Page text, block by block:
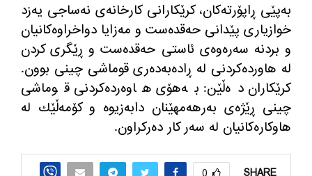
به‌پێی ڕاپۆرته‌كان، كرێكارانی كارخانه‌ی نه‌ساجی یه‌زد
خوازیاری پێدانی حه‌قده‌ست و مه‌زایا دواخراوه‌كانیان
و بردنه‌ سه‌ره‌وه‌ی ئاستی حه‌قده‌ست و ڕێگری كردن
له‌ هاورده‌كردنی له‌ ڕاده‌به‌ده‌ری قوماشی چینی بوون.
كرێكاران ده‌ڵێن: به‌هۆی هاوه‌رده‌كردنی قوماشی
چینی ڕێژه‌ی به‌رهه‌مهێنان دابه‌زیوه‌ و كۆمه‌ڵێك له‌
هاوكاره‌كانیان له‌ سه‌ر كار ده‌ركراون.